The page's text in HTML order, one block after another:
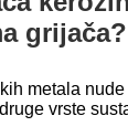
grijača?
metala
vrste